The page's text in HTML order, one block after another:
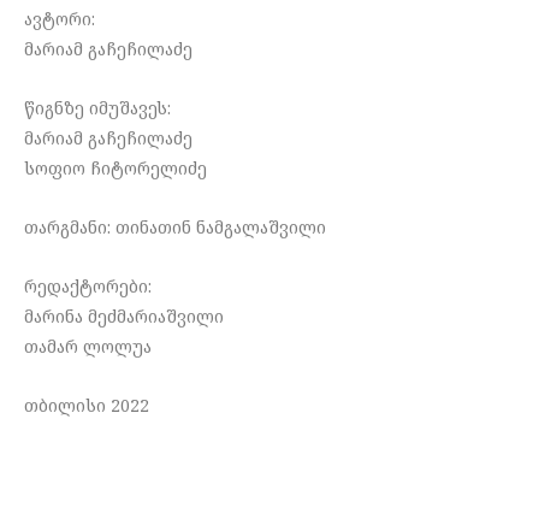
ავტორი:
მარიამ გაჩეჩილაძე
წიგნზე იმუშავეს:
მარიამ გაჩეჩილაძე
სოფიო ჩიტორელიძე
თარგმანი: თინათინ ნამგალაშვილი
რედაქტორები:
მარინა მეძმარიაშვილი
თამარ ლოლუა
თბილისი 2022